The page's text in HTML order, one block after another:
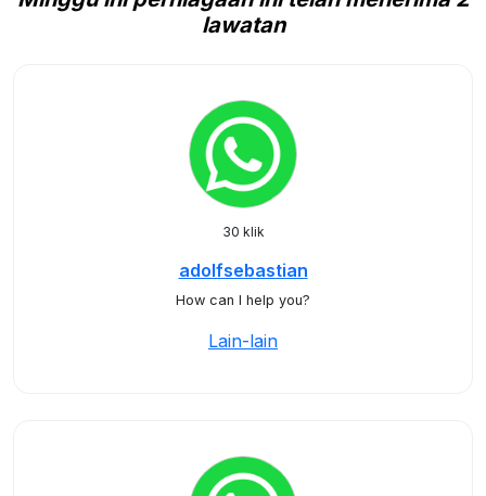
lawatan
30 klik
adolfsebastian
How can I help you?
Lain-lain